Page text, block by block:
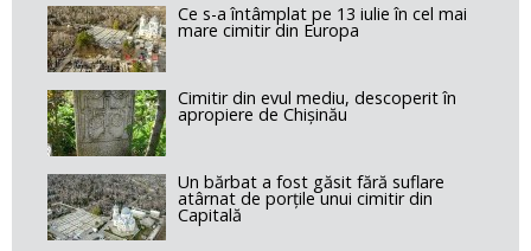
Ce s-a întâmplat pe 13 iulie în cel mai
mare cimitir din Europa
Cimitir din evul mediu, descoperit în
apropiere de Chișinău
Un bărbat a fost găsit fără suflare
atârnat de porțile unui cimitir din
Capitală